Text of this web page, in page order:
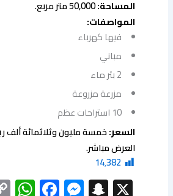
المساحة:50,000 متر مربع.
المواصفات:
فيها كهرباء
مباني
2 بئر ماء
مزرعة مزروعة
10 استراحات عظم
السعر:خمسة مليون وثلاثمائة ألف
العرض مباشر.
14٬382